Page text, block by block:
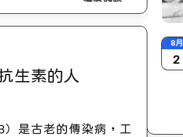
生素的人
是古老的傳染病，工
8月
2